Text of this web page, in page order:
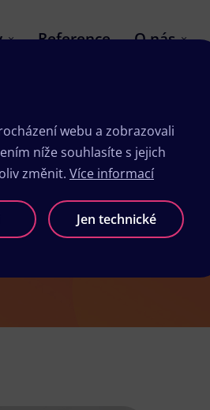
Reference O nás
webu a zobrazovali
níže souhlasíte s jejich
změnit. Více informací
Jen technické